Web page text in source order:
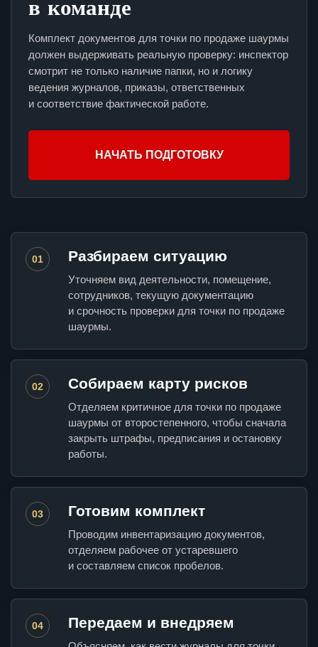
Комплект документов для точки по продаже шаурмы
должен выдерживать реальную проверку: инспектор
смотрит не только наличие папки, но и логику
ведения журналов, приказы, ответственных
и соответствие фактической работе.
НАЧАТЬ ПОДГОТОВКУ
01 Разбираем ситуацию
Уточняем вид деятельности, помещение,
сотрудников, текущую документацию
и срочность проверки для точки по продаже
шаурмы.
02 Собираем карту рисков
Отделяем критичное для точки по продаже
шаурмы от второстепенного, чтобы сначала
закрыть штрафы, предписания и остановку
работы.
03 Готовим комплект
Проводим инвентаризацию документов,
отделяем рабочее от устаревшего
и составляем список пробелов.
04 Передаем и внедряем